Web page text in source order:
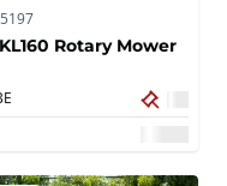
Rotary Mower